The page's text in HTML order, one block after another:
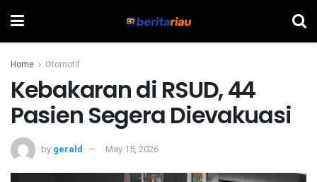
Home Otomotif
Kebakaran di RSUD, 44
Pasien Segera Dievakuasi
by gerald May 15, 2026